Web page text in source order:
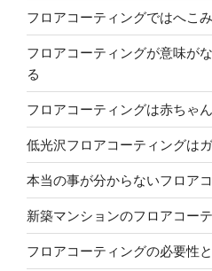
フロアコーティングではへこ
フロアコーティングが意味が
る
フロアコーティングは赤ちゃ
低光沢フロアコーティングは
本当の事が分からないフロア
新築マンションのフロアコー
フロアコーティングの必要性